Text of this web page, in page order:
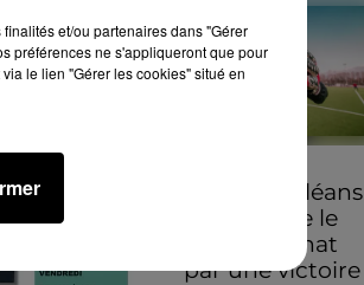
Ligue 3, Orléans
commence le
championnat
par une victoire
et/ou partenaires dans "Gérer
préférences ne s'appliqueront que pour
le lien "Gérer les cookies" situé en